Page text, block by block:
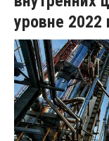
уровне 2022